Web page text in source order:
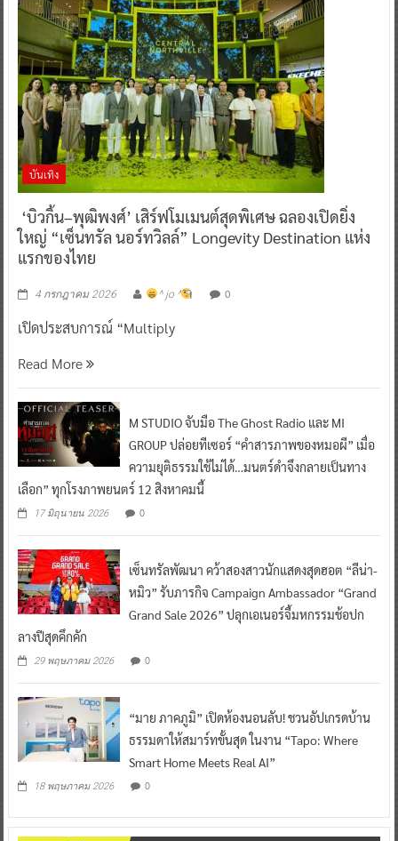
บันเทิง
‘บิวกิ้น–พุฒิพงศ์’ เสิร์ฟโมเมนต์สุดพิเศษ ฉลองเปิดยิ่ง
ใหญ่ “เซ็นทรัล นอร์ทวิลล์” Longevity Destination แห่ง
แรกของไทย
4 กรกฎาคม 2026 ^ jo ^ 0
เปิดประสบการณ์ “Multiply
Read More
M STUDIO จับมือ The Ghost Radio และ MI
GROUP ปล่อยทีเซอร์ “คำสารภาพของหมอผี” เมื่อ
ความยุติธรรมใช้ไม่ได้…มนตร์ดำจึงกลายเป็นทาง
เลือก” ทุกโรงภาพยนตร์ 12 สิงหาคมนี้
17 มิถุนายน 2026 0
เซ็นทรัลพัฒนา คว้าสองสาวนักแสดงสุดฮอต “ลีน่า-
หมิว” รับภารกิจ Campaign Ambassador “Grand
Grand Sale 2026” ปลุกเอเนอร์จี้มหกรรมช้อปก
ลางปีสุดคึกคัก
29 พฤษภาคม 2026 0
“มาย ภาคภูมิ” เปิดห้องนอนลับ! ชวนอัปเกรดบ้าน
ธรรมดาให้สมาร์ทขั้นสุด ในงาน “Tapo: Where
Smart Home Meets Real AI”
18 พฤษภาคม 2026 0